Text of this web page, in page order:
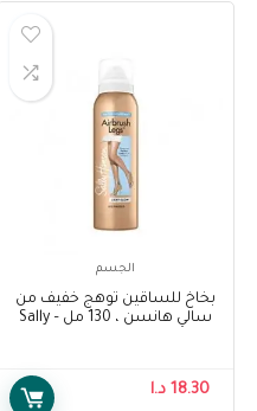
الجسم
بخاخ للساقين توهج خفيف من
سالي هانسن ، 130 مل – Sally
18.30 د.ا